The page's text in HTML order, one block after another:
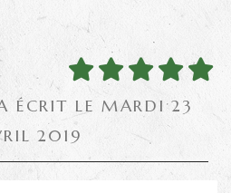
ÉCRIT LE MARDI 23
2019